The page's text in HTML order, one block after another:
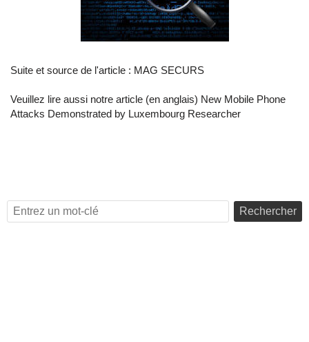
Suite et source de l'article : MAG SECURS
Veuillez lire aussi notre article (en anglais) New Mobile Phone
Attacks Demonstrated by Luxembourg Researcher
Rechercher